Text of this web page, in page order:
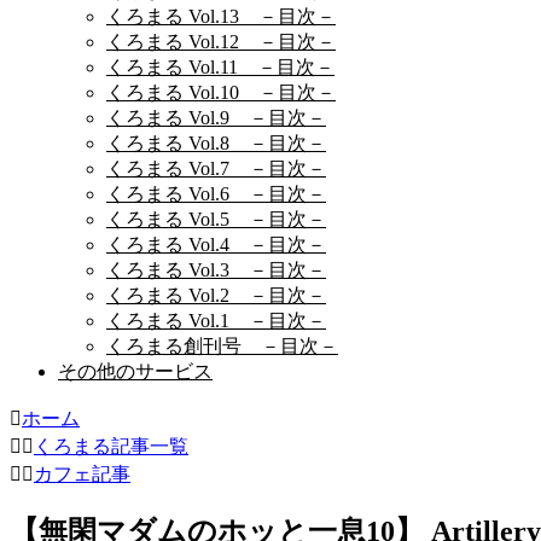
くろまる Vol.13 －目次－
くろまる Vol.12 －目次－
くろまる Vol.11 －目次－
くろまる Vol.10 －目次－
くろまる Vol.9 －目次－
くろまる Vol.8 －目次－
くろまる Vol.7 －目次－
くろまる Vol.6 －目次－
くろまる Vol.5 －目次－
くろまる Vol.4 －目次－
くろまる Vol.3 －目次－
くろまる Vol.2 －目次－
くろまる Vol.1 －目次－
くろまる創刊号 －目次－
その他のサービス
ホーム
くろまる記事一覧
カフェ記事
【無閑マダムのホッと一息10】